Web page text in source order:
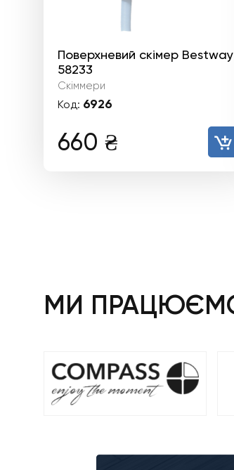
Поверхневий скімер Bestway
58233
Скіммери
Код: 6926
660 ₴
МИ ПРАЦЮЄМО